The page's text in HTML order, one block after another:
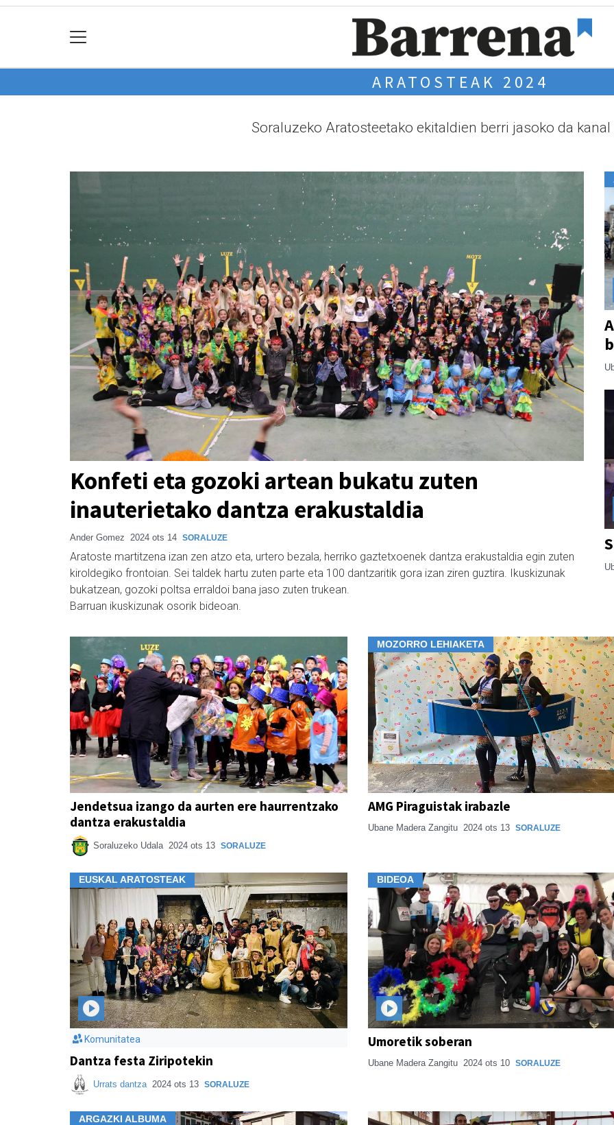
ARATOSTEAK 2024
Soraluzeko Aratosteetako ekitaldien berri jasoko da
Konfeti eta gozoki artean bukatu zuten
inauterietako dantza erakustaldia
Ander Gomez 2024 ots 14 SORALUZE
Aratoste martitzena izan zen atzo eta, urtero bezala, herriko gaztetxoenek dantza erakustaldia egin zuten
kiroldegiko frontoian. Sei taldek hartu zuten parte eta 100 dantzaritik gora izan ziren guztira. Ikuskizunak
bukatzean, gozoki poltsa erraldoi bana jaso zuten trukean.
Barruan ikuskizunak osorik bideoan.
Jendetsua izango da aurten ere haurrentzako
dantza erakustaldia
Soraluzeko Udala 2024 ots 13 SORALUZE
MOZORRO LEHIAKETA
AMG Piraguistak irabazle
Ubane Madera Zangitu 2024 ots 13 SORALUZE
EUSKAL ARATOSTEAK
Komunitatea
Dantza festa Ziripotekin
Urrats dantza 2024 ots 13 SORALUZE
BIDEOA
Umoretik soberan
Ubane Madera Zangitu 2024 ots 10 SORALUZE
ARGAZKI ALBUMA